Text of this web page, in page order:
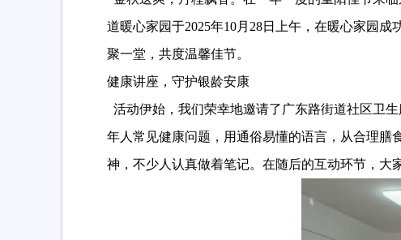
道暖心家园于2025年10月28日上午，在暖心家园
聚一堂，共度温馨佳节。
健康讲座，守护银龄安康
活动伊始，我们荣幸地邀请了广东路街道社区卫
年人常见健康问题，用通俗易懂的语言，从合理膳
神，不少人认真做着笔记。在随后的互动环节，大